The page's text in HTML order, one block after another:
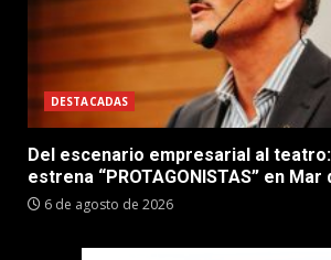
DESTACADAS
Del escenario empresarial al
estrena “PROTAGONISTAS” en Mar
6 de agosto de 2026